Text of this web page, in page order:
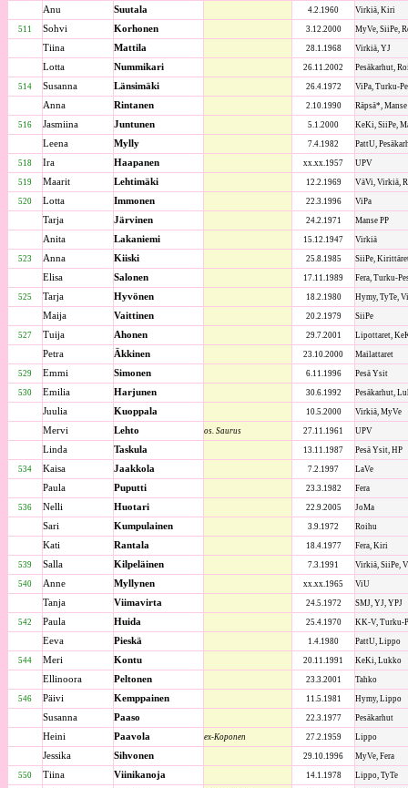
Anu Suutala 4.2.1960 Virkiä, Kiri
511 Sohvi Korhonen 3.12.2000 MyVe, SiiPe,
Tiina Mattila 28.1.1968 Virkiä, YJ
Lotta Nummikari 26.11.2002 Pesäkarhut,
514 Susanna Länsimäki 26.4.1972 ViPa, Turku-
Anna Rintanen 2.10.1990 Räpsä*, Manse
516 Jasmiina Juntunen 5.1.2000 KeKi, SiiPe,
Leena Mylly 7.4.1982 PattU,
518 Ira Haapanen xx.xx.1957 UPV
519 Maarit Lehtimäki 12.2.1969 VäVi, Virkiä,
520 Lotta Immonen 22.3.1996 ViPa
Tarja Järvinen 24.2.1971 Manse PP
Anita Lakaniemi 15.12.1947 Virkiä
523 Anna Kiiski 25.8.1985 SiiPe,
Elisa Salonen 17.11.1989 Fera, Turku-
525 Tarja Hyvönen 18.2.1980 Hymy, TyTe,
Maija Vaittinen 20.2.1979 SiiPe
527 Tuija Ahonen 29.7.2001 Lipottaret,
Petra Äkkinen 23.10.2000 Mailattaret
529 Emmi Simonen 6.11.1996 Pesä Ysit
530 Emilia Harjunen 30.6.1992 Pesäkarhut,
Juulia Kuoppala 10.5.2000 Virkiä, MyVe
Mervi Lehto os. Saurus 27.11.1961 UPV
Linda Taskula 13.11.1987 Pesä Ysit, HP
534 Kaisa Jaakkola 7.2.1997 LaVe
Paula Puputti 23.3.1982 Fera
536 Nelli Huotari 22.9.2005 JoMa
Sari Kumpulainen 3.9.1972 Roihu
Kati Rantala 18.4.1977 Fera, Kiri
539 Salla Kilpeläinen 7.3.1991 Virkiä, SiiPe,
540 Anne Myllynen xx.xx.1965 ViU
Tanja Viimavirta 24.5.1972 SMJ, YJ, YPJ
542 Paula Huida 25.4.1970 KK-V, Turku-
Eeva Pieskä 1.4.1980 PattU, Lippo
544 Meri Kontu 20.11.1991 KeKi, Lukko
Ellinoora Peltonen 23.3.2001 Tahko
546 Päivi Kemppainen 11.5.1981 Hymy, Lippo
Susanna Paaso 22.3.1977 Pesäkarhut
Heini Paavola ex-Koponen 27.2.1959 Lippo
Jessika Sihvonen 29.10.1996 MyVe, Fera
550 Tiina Viinikanoja 14.1.1978 Lippo, TyTe